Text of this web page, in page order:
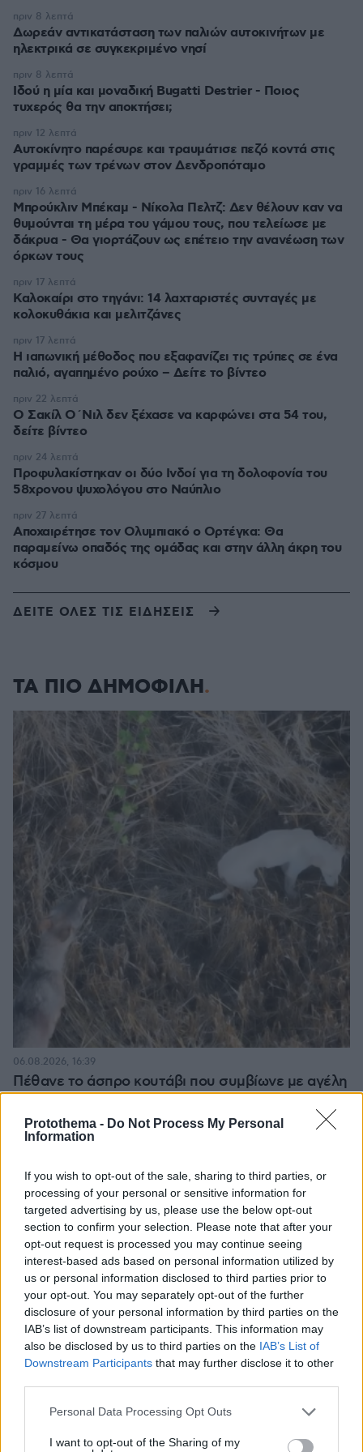
Protothema - Do Not Process My Personal
Information
If you wish to opt-out of the sale, sharing to third parties, or
processing of your personal or sensitive information for
targeted advertising by us, please use the below opt-out
section to confirm your selection. Please note that after your
opt-out request is processed you may continue seeing
interest-based ads based on personal information utilized by
us or personal information disclosed to third parties prior to
your opt-out. You may separately opt-out of the further
disclosure of your personal information by third parties on the
IAB’s list of downstream participants. This information may
also be disclosed by us to third parties on the IAB’s List of
Downstream Participants that may further disclose it to other
Please note that this website/app uses one or more Google
not limited to your visit or usage behaviour. You may click to
Personal Data Processing Opt Outs
I want to opt-out of the Sharing of my
Δωρεάν αντικατάσταση των παλιών αυτοκινήτων με
ηλεκτρικά σε συγκεκριμένο νησί
πριν 8 λεπτά
Ιδού η μία και μοναδική Bugatti Destrier - Ποιος
τυχερός θα την αποκτήσει;
πριν 8 λεπτά
Αυτοκίνητο παρέσυρε και τραυμάτισε πεζό κοντά στις
γραμμές των τρένων στον Δενδροπόταμο
πριν 12 λεπτά
Μπρούκλιν Μπέκαμ - Νίκολα Πελτζ: Δεν θέλουν καν να
θυμούνται τη μέρα του γάμου τους, που τελείωσε με
δάκρυα - Θα γιορτάζουν ως επέτειο την ανανέωση των
όρκων τους
πριν 16 λεπτά
Καλοκαίρι στο τηγάνι: 14 λαχταριστές συνταγές με
κολοκυθάκια και μελιτζάνες
πριν 17 λεπτά
Η ιαπωνική μέθοδος που εξαφανίζει τις τρύπες σε ένα
παλιό, αγαπημένο ρούχο – Δείτε το βίντεο
πριν 17 λεπτά
Ο Σακίλ Ο΄Νιλ δεν ξέχασε να καρφώνει στα 54 του,
δείτε βίντεο
πριν 22 λεπτά
Προφυλακίστηκαν οι δύο Ινδοί για τη δολοφονία του
58χρονου ψυχολόγου στο Ναύπλιο
πριν 24 λεπτά
Αποχαιρέτησε τον Ολυμπιακό ο Ορτέγκα: Θα
παραμείνω οπαδός της ομάδας και στην άλλη άκρη του
κόσμου
πριν 27 λεπτά
ΔΕΙΤΕ ΟΛΕΣ ΤΙΣ ΕΙΔΗΣΕΙΣ
ΤΑ ΠΙΟ ΔΗΜΟΦΙΛΗ
Πέθανε το άσπρο κουτάβι που συμβίωνε με αγέλη
λύκων στην Κεντρική Μακεδονία: Καλό ταξίδι
μικρέ, δείτε βίντεο
06.08.2026, 16:39